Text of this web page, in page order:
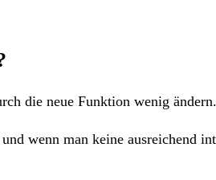
die neue Funktion wenig ändern.
wenn man keine ausreichend